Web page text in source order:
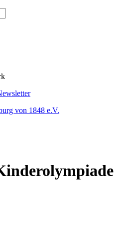
von 1848 e.V.